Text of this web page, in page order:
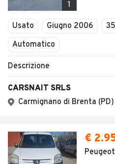
1
Usato Giugno 2006
Automatico
Descrizione
CARSNAIT SRLS
Carmignano di Brenta (PD)
€